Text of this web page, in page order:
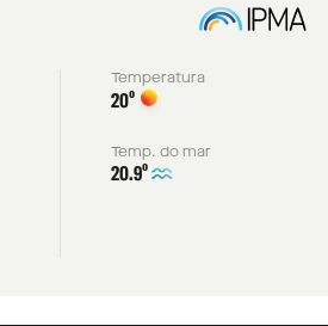
Temperatura
20º
Temp. do mar
20.9º